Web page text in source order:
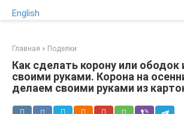
English
Главная » Поделки
Как сделать корону или ободок
своими руками. Корона на
делаем своими руками из